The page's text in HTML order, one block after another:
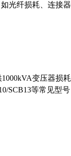
光纤损耗、连接器
变压器损耗
SCB13等常见型号